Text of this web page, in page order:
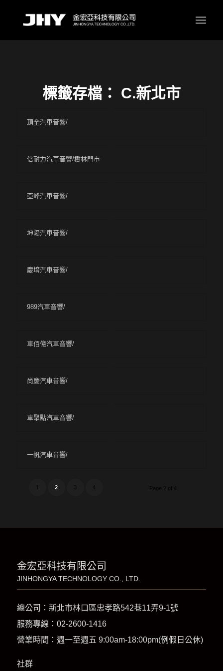
標籤存檔： C.新北市
頂全汽車音響/
倍耐力汽車音響/樹林門市
亞峰汽車音響/
坤陽汽車音響/
慶堉汽車音響/
989汽車音響/
車佰億汽車音響/
尚慶汽車音響/
車聚點汽車音響/
一帆汽車音響/
Page 2 of 4
1 2 3 4
金宏亞科技有限公司
JINHONGYA TECHNOLOGY CO., LTD.
總公司：新北市林口區忠孝路542巷11弄9-1號
服務專線： 02-2600-1416
營業時間：週一至週五 9:00am-18:00pm(例假日公休)
社群